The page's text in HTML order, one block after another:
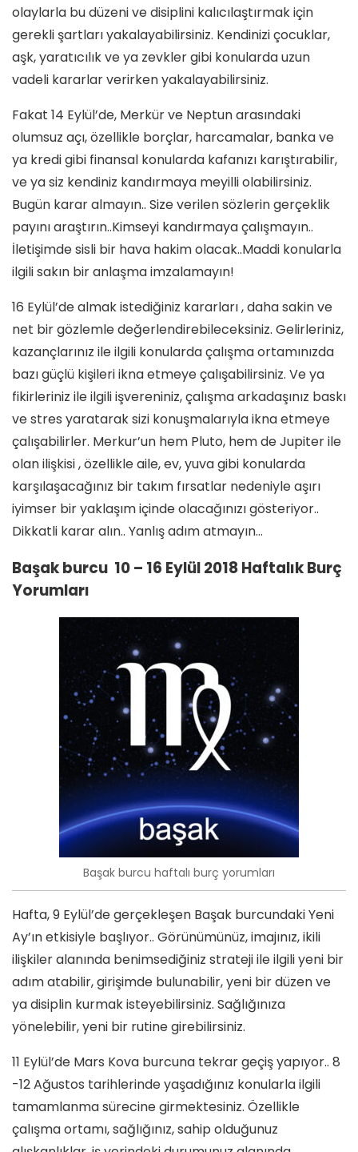
olaylarla bu düzeni ve disiplini kalıcılaştırmak için
gerekli şartları yakalayabilirsiniz. Kendinizi çocuklar,
aşk, yaratıcılık ve ya zevkler gibi konularda uzun
vadeli kararlar verirken yakalayabilirsiniz.
Fakat 14 Eylül’de, Merkür ve Neptun arasındaki
olumsuz açı, özellikle borçlar, harcamalar, banka ve
ya kredi gibi finansal konularda kafanızı karıştırabilir,
ve ya siz kendiniz kandırmaya meyilli olabilirsiniz.
Bugün karar almayın.. Size verilen sözlerin gerçeklik
payını araştırın..Kimseyi kandırmaya çalışmayın..
İletişimde sisli bir hava hakim olacak..Maddi konularla
ilgili sakın bir anlaşma imzalamayın!
16 Eylül’de almak istediğiniz kararları , daha sakin ve
net bir gözlemle değerlendirebileceksiniz. Gelirleriniz,
kazançlarınız ile ilgili konularda çalışma ortamınızda
bazı güçlü kişileri ikna etmeye çalışabilirsiniz. Ve ya
fikirleriniz ile ilgili işvereniniz, çalışma arkadaşınız baskı
ve stres yaratarak sizi konuşmalarıyla ikna etmeye
çalışabilirler. Merkur’un hem Pluto, hem de Jupiter ile
olan ilişkisi , özellikle aile, ev, yuva gibi konularda
karşılaşacağınız bir takım fırsatlar nedeniyle aşırı
iyimser bir yaklaşım içinde olacağınızı gösteriyor..
Dikkatli karar alın.. Yanlış adım atmayın…
Başak burcu 10 – 16 Eylül 2018 Haftalık Burç
Yorumları
Başak burcu haftalı burç yorumları
Hafta, 9 Eylül’de gerçekleşen Başak burcundaki Yeni
Ay’ın etkisiyle başlıyor.. Görünümünüz, imajınız, ikili
ilişkiler alanında benimsediğiniz strateji ile ilgili yeni bir
adım atabilir, girişimde bulunabilir, yeni bir düzen ve
ya disiplin kurmak isteyebilirsiniz. Sağlığınıza
yönelebilir, yeni bir rutine girebilirsiniz.
11 Eylül’de Mars Kova burcuna tekrar geçiş yapıyor.. 8
-12 Ağustos tarihlerinde yaşadığınız konularla ilgili
tamamlanma sürecine girmektesiniz. Özellikle
çalışma ortamı, sağlığınız, sahip olduğunuz